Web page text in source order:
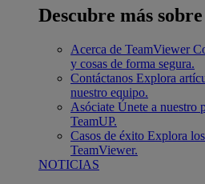
Descubre más
Acerca de TeamViewer
y cosas de forma segura.
Contáctanos Explora
nuestro equipo.
Asóciate Únete a nuestro
TeamUP.
Casos de éxito Explora
TeamViewer.
NOTICIAS